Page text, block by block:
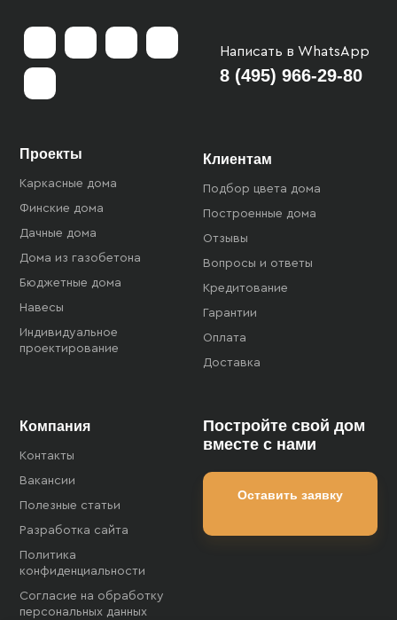
Написать в WhatsApp
8 (495) 966-29-80
Проекты
Каркасные дома
Финские дома
Дачные дома
Дома из газобетона
Бюджетные дома
Навесы
Индивидуальное
проектирование
Клиентам
Подбор цвета дома
Построенные дома
Отзывы
Вопросы и ответы
Кредитование
Гарантии
Оплата
Доставка
Компания
Контакты
Вакансии
Полезные статьи
Разработка сайта
Политика
конфиденциальности
Согласие на обработку
персональных данных
Постройте свой дом
вместе с нами
Оставить заявку